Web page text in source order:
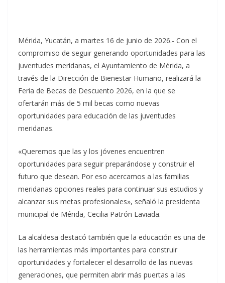
Mérida, Yucatán, a martes 16 de junio de 2026.- Con el
compromiso de seguir generando oportunidades para las
juventudes meridanas, el Ayuntamiento de Mérida, a
través de la Dirección de Bienestar Humano, realizará la
Feria de Becas de Descuento 2026, en la que se
ofertarán más de 5 mil becas como nuevas
oportunidades para educación de las juventudes
meridanas.
«Queremos que las y los jóvenes encuentren
oportunidades para seguir preparándose y construir el
futuro que desean. Por eso acercamos a las familias
meridanas opciones reales para continuar sus estudios y
alcanzar sus metas profesionales», señaló la presidenta
municipal de Mérida, Cecilia Patrón Laviada.
La alcaldesa destacó también que la educación es una de
las herramientas más importantes para construir
oportunidades y fortalecer el desarrollo de las nuevas
generaciones, que permiten abrir más puertas a las